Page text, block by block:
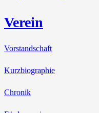
Verein
Vorstandschaft
Kurzbiographie
Chronik